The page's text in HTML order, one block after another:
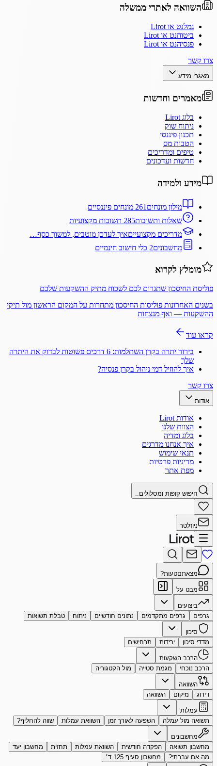
השוואה לאתרי ממשלה
גמלנט או Lirot
ביטוחנט או Lirot
פנסיהנט או Lirot
צרו קשר
מאגרי מידע
מאמרים וחדשות
בלוג Lirot
ניתוח שוק
תכנון פיננסי
הטבות מס
טיפים ומדריכים
חדשות ועדכונים
מידע ולמידה
מילון מונחים 261 מונחים פיננסיים
שאלות ותשובות285 תשובות מקצועיות
מדריכים מקצועייםאיך לעדכן מוטבים, למשוך כסף…
מחשבונים2 כלי חישוב חינמיים
מומלץ לקרוא
פוליסת החיסכון שתגרום לכם לשכוח מתיק ההשקעות שלכם
בשנים האחרונות פוליסות החיסכון מתחרות על המקום הראשון מול תיקי
ההשקעות — ואף מנצחות
קראו עוד
בירור יתרה בקרן השתלמות: 6 דרכים פשוטות לבדוק את היתרה
שלך
איך להוזיל דמי ניהול בקרן פנסיה?
צרו קשר
אודות
אודות Lirot
הצוות שלנו
בלוג ומדיה
איך אנחנו מדרגים
תנאי שימוש
מדיניות פרטיות
מפת אתר
חיפוש קופות ומסלולים..
ניוזלטר
מצאתםטעות?
מבט על
ביצועים
גרפים
גרפים מתקדמים נתונים חודשיים ניתוח טבלת תשואות
סיכון
מדדי סיכון
ירידות תרחישים
הרכב השקעות
הרכב נוכחי
מגמת סטייה מול הקטגוריה
השוואה
דירוג
מיקום השוואה
עמלות
תשואה מול עמלה
השפעה לאורך זמן השוואת עמלות שווה להחליף?
מחשבונים
מחשבון תשואה
הפקדה חודשית השוואת עמלות תחזית
מחשבון יעד
מה אם עברתי?
מחשבון סעיף 125 ד׳